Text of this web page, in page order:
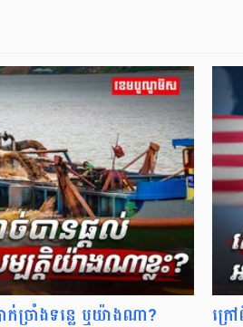
ាក់ច្រាំងទន្លេ ឬយ៉ាងណា? ក្រ